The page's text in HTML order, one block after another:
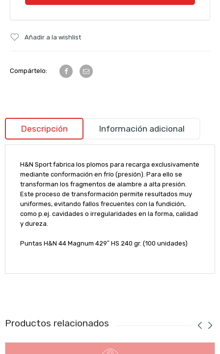
Añadir a la wishlist
Compártelo:
Descripción Información adicional
H&N Sport fabrica los plomos para recarga exclusivamente
mediante conformación en frío (presión). Para ello se
transforman los fragmentos de alambre a alta presión.
Este proceso de transformación permite resultados muy
uniformes, evitando fallos frecuentes con la fundición,
como p.ej. cavidades o irregularidades en la forma, calidad
y dureza.
Puntas H&N 44 Magnum 429″ HS 240 gr. (100 unidades)
Productos relacionados